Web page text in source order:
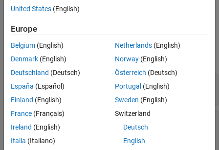
Version History
Hexagon
Vector eXtension (HVX).
Ports
Input
expand all
Input—
2-D input matrix
2-D matrix
Mask—
Structuring element
3-by-3 matrix (default) | 5-by-5 matrix | 7-by-7
matrix
United States (English)
Europe
Belgium (English)
Denmark (English)
Deutschland (Deutsch)
España (Español)
Finland (English)
France (Français)
Ireland (English)
Italia (Italiano)
Netherlands(English)
Norway(English)
Österreich (Deutsch)
Portugal (English)
Sweden (English)
Switzerland
Deutsch
English